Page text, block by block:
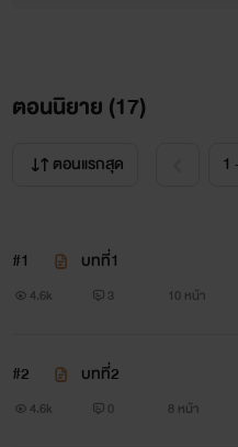
เรื่องนี้เรื่องแรกของเราเลยนะ
ตอนนิยาย (17)
ตอนแรกสุด
#1 บทที่1
4.6k 3 10 หน้า
#2 บทที่2
4.6k 0 8 หน้า